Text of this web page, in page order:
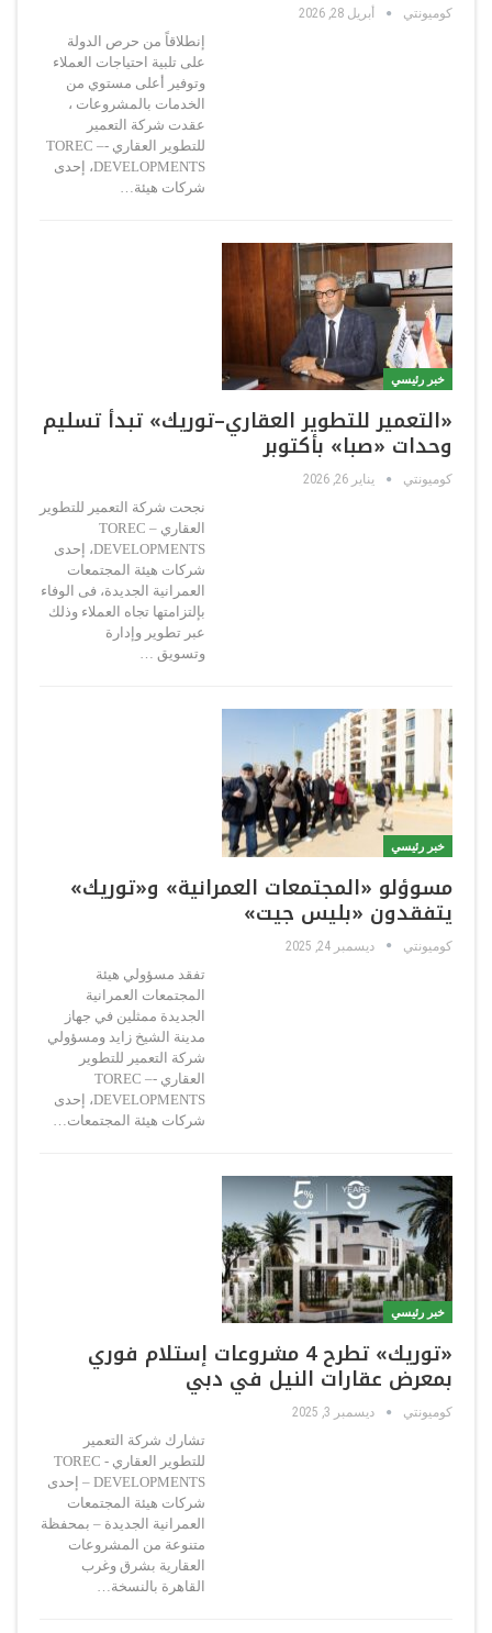
كوميونتي أبريل 28, 2026
إنطلاقاً من حرص الدولة
على تلبية احتياجات العملاء
وتوفير أعلى مستوي من
الخدمات بالمشروعات ،
عقدت شركة التعمير
للتطوير العقاري -– TOREC
DEVELOPMENTS، إحدى
شركات هيئة…
خبر رئيسي
«التعمير للتطوير العقاري–توريك» تبدأ تسليم
وحدات «صبا» بأكتوبر
كوميونتي يناير 26, 2026
نجحت شركة التعمير للتطوير
العقاري – TOREC
DEVELOPMENTS، إحدى
شركات هيئة المجتمعات
العمرانية الجديدة، فى الوفاء
بإلتزامتها تجاه العملاء وذلك
عبر تطوير وإدارة
وتسويق …
خبر رئيسي
مسوؤلو «المجتمعات العمرانية» و«توريك»
يتفقدون «بليس جيت»
كوميونتي ديسمبر 24, 2025
تفقد مسؤولي هيئة
المجتمعات العمرانية
الجديدة ممثلين في جهاز
مدينة الشيخ زايد ومسؤولي
شركة التعمير للتطوير
العقاري -– TOREC
DEVELOPMENTS، إحدى
شركات هيئة المجتمعات…
خبر رئيسي
«توريك» تطرح 4 مشروعات إستلام فوري
بمعرض عقارات النيل في دبي
كوميونتي ديسمبر 3, 2025
تشارك شركة التعمير
للتطوير العقاري - TOREC
DEVELOPMENTS – إحدى
شركات هيئة المجتمعات
العمرانية الجديدة – بمحفظة
متنوعة من المشروعات
العقارية بشرق وغرب
القاهرة بالنسخة…